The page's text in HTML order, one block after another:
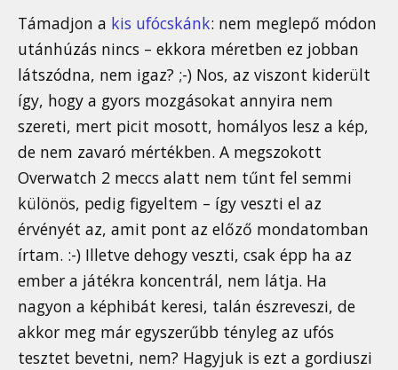
Támadjon a kis ufócskánk: nem meglepő módon
utánhúzás nincs – ekkora méretben ez jobban
látszódna, nem igaz? ;-) Nos, az viszont kiderült
így, hogy a gyors mozgásokat annyira nem
szereti, mert picit mosott, homályos lesz a kép,
de nem zavaró mértékben. A megszokott
Overwatch 2 meccs alatt nem tűnt fel semmi
különös, pedig figyeltem – így veszti el az
érvényét az, amit pont az előző mondatomban
írtam. :-) Illetve dehogy veszti, csak épp ha az
ember a játékra koncentrál, nem látja. Ha
nagyon a képhibát keresi, talán észreveszi, de
akkor meg már egyszerűbb tényleg az ufós
tesztet bevetni, nem? Hagyjuk is ezt a gordiuszi